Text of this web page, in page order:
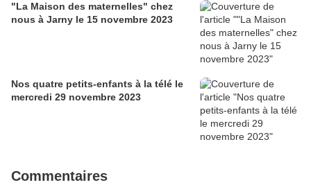
"La Maison des maternelles" chez
nous à Jarny le 15 novembre 2023
Nos quatre petits-enfants à la télé le
mercredi 29 novembre 2023
Commentaires